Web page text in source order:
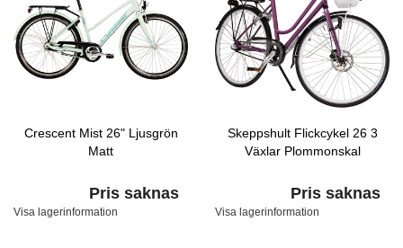
Crescent Mist 26" Ljusgrön
Matt
Pris saknas
Visa lagerinformation
Skeppshult Flickcykel 26 3
Växlar Plommonskal
Pris saknas
Visa lagerinformation